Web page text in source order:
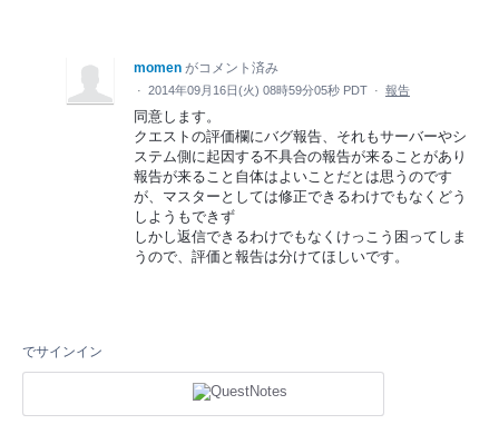
momen がコメント済み
· 2014年09月16日(火) 08時59分05秒 PDT · 報告
同意します。
クエストの評価欄にバグ報告、それもサーバーやシ
ステム側に起因する不具合の報告が来ることがあり
報告が来ること自体はよいことだとは思うのです
が、マスターとしては修正できるわけでもなくどう
しようもできず
しかし返信できるわけでもなくけっこう困ってしま
うので、評価と報告は分けてほしいです。
でサインイン